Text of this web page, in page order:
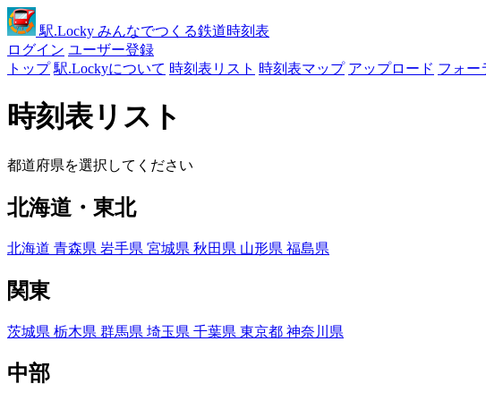
駅.Locky みんなでつくる鉄道時刻表
ログイン ユーザー登録
トップ 駅.Lockyについて 時刻表リスト 時刻表マップ アップロード フォー
時刻表リスト
都道府県を選択してください
北海道・東北
北海道 青森県 岩手県 宮城県 秋田県 山形県 福島県
関東
茨城県 栃木県 群馬県 埼玉県 千葉県 東京都 神奈川県
中部